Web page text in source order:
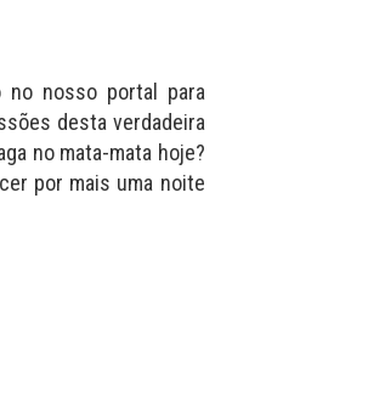
no nosso portal para
desta verdadeira
no mata-mata hoje?
por mais uma noite